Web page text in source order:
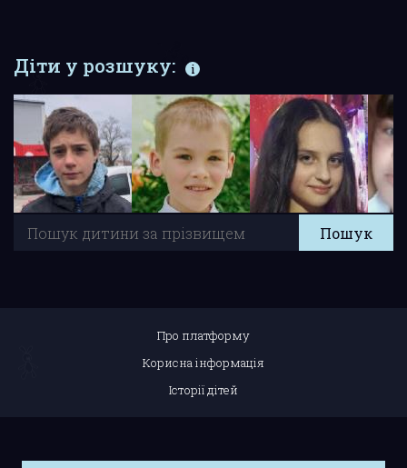
Діти у розшуку:
Про платформу
Корисна інформація
Історії дітей